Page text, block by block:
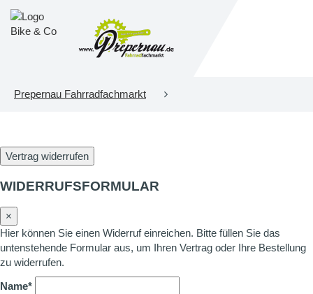
Prepernau Fahrradfachmarkt
Vertrag widerrufen
WIDERRUFSFORMULAR
×
Hier können Sie einen Widerruf einreichen. Bitte füllen Sie das
untenstehende Formular aus, um Ihren Vertrag oder Ihre Bestellung
zu widerrufen.
Name*